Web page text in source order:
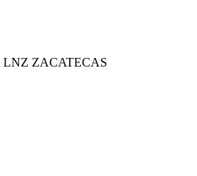
LNZ ZACATECAS